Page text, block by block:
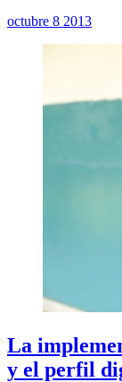
octubre 8 2013
La
y el perfil